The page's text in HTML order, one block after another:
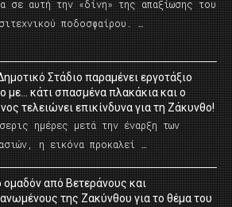
σε αυτή την «δίνη» της απαξίωσης του
ποδοσφαίρου. …
Στάδιο παραμένει εργοτάξιο
με… κάτι σπασμένα πλακάκια και ο
τελειώνει επικίνδυνα για τη Ζάκυνθο!
ημέρες μετά την έναρξη των
η εικόνα προκαλεί …
ομαδόν από Βετεράνους και
της Ζακύνθου για το θέμα του